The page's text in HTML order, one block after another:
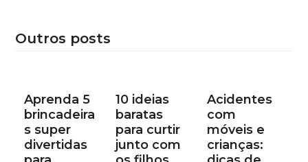
Outros posts
Aprenda 5
brincadeira
s super
divertidas
10 ideias
baratas
para curtir
junto com
Acidentes
com
móveis e
crianças: